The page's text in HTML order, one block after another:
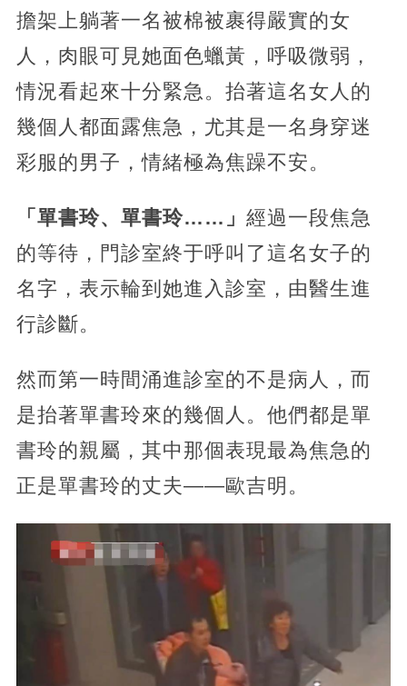
擔架上躺著一名被棉被裹得嚴實的女
人，肉眼可見她面色蠟黃，呼吸微弱，
情況看起來十分緊急。抬著這名女人的
幾個人都面露焦急，尤其是一名身穿迷
彩服的男子，情緒極為焦躁不安。
「單書玲、單書玲……」 經過一段焦急
的等待，門診室終于呼叫了這名女子的
名字，表示輪到她進入診室，由醫生進
行診斷。
然而第一時間涌進診室的不是病人，而
是抬著單書玲來的幾個人。他們都是單
書玲的親屬，其中那個表現最為焦急的
正是單書玲的丈夫——歐吉明。